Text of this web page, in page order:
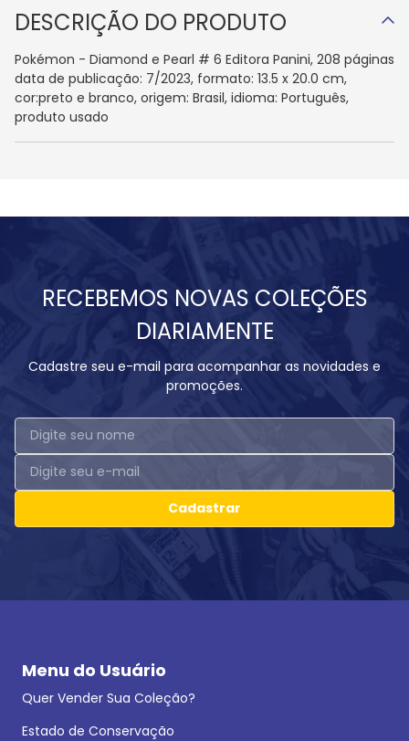
DESCRIÇÃO DO PRODUTO
Pokémon - Diamond e Pearl # 6 Editora Panini, 208 páginas
data de publicação: 7/2023, formato: 13.5 x 20.0 cm,
cor:preto e branco, origem: Brasil, idioma: Português,
produto usado
RECEBEMOS NOVAS COLEÇÕES
DIARIAMENTE
Cadastre seu e-mail para acompanhar as novidades e
promoções.
Cadastrar
Menu do Usuário
Quer Vender Sua Coleção?
Estado de Conservação